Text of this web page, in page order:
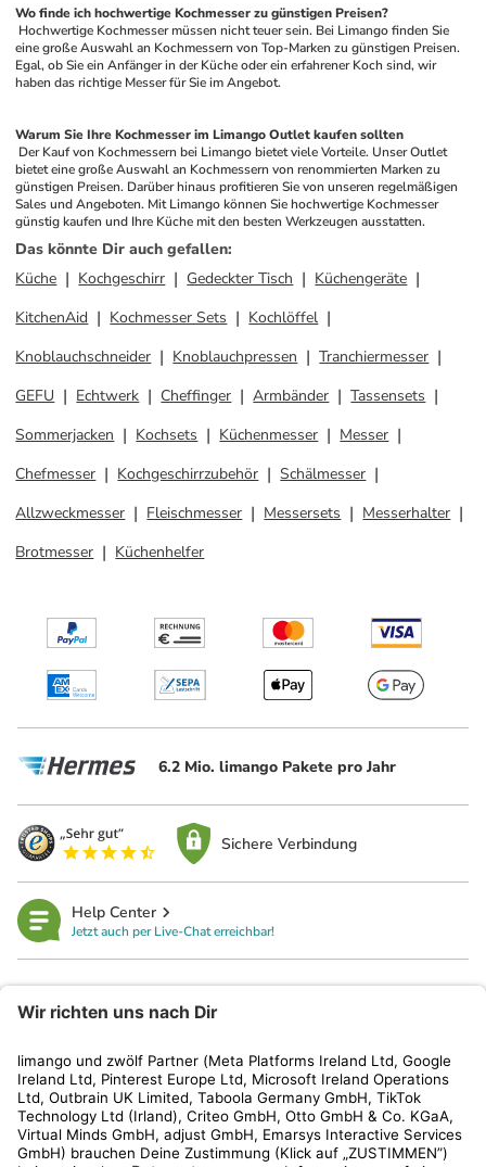
Wo finde ich hochwertige Kochmesser zu günstigen Preisen?
eine große Auswahl an Kochmessern von Top-Marken zu günstigen Preisen.
Egal, ob Sie ein Anfänger in der Küche oder ein erfahrener Koch sind, wir
haben das richtige Messer für Sie im Angebot.
Warum Sie Ihre Kochmesser im Limango Outlet kaufen sollten
bietet eine große Auswahl an Kochmessern von renommierten Marken zu
günstigen Preisen. Darüber hinaus profitieren Sie von unseren regelmäßigen
Sales und Angeboten. Mit Limango können Sie hochwertige Kochmesser
günstig kaufen und Ihre Küche mit den besten Werkzeugen ausstatten.
Das könnte Dir auch gefallen:
Küche
Kochgeschirr Gedeckter Tisch
Küchengeräte
KitchenAid
Kochmesser Sets
Kochlöffel
Knoblauchschneider
Knoblauchpressen
Tranchiermesser
GEFU
Echtwerk Cheffinger Armbänder
Tassensets
Sommerjacken
Kochsets Küchenmesser
Messer
Chefmesser
Kochgeschirrzubehör
Schälmesser
Allzweckmesser
Fleischmesser Messersets
Messerhalter
Brotmesser
Küchenhelfer
6.2 Mio. limango Pakete pro Jahr
Sichere Verbindung
Help Center
Jetzt auch per Live-Chat erreichbar!
Kundenservice
Shop